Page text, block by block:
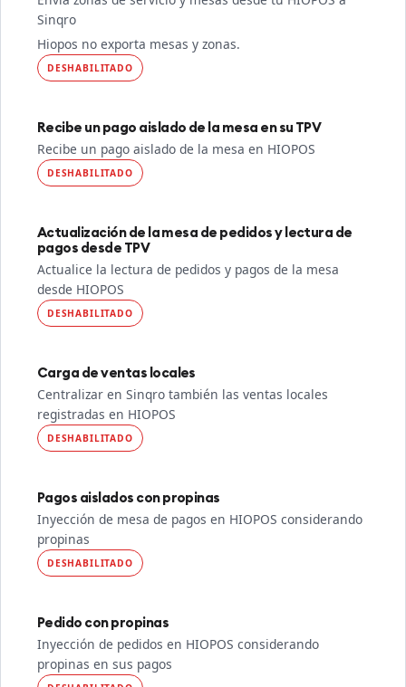
Sinqro
Hiopos no exporta mesas y zonas.
DESHABILITADO
Recibe un pago aislado de la mesa en su TPV
Recibe un pago aislado de la mesa en HIOPOS
DESHABILITADO
Actualización de la mesa de pedidos y lectura de
pagos desde TPV
Actualice la lectura de pedidos y pagos de la mesa
desde HIOPOS
DESHABILITADO
Carga de ventas locales
Centralizar en Sinqro también las ventas locales
registradas en HIOPOS
DESHABILITADO
Pagos aislados con propinas
Inyección de mesa de pagos en HIOPOS considerando
propinas
DESHABILITADO
Pedido con propinas
Inyección de pedidos en HIOPOS considerando
propinas en sus pagos